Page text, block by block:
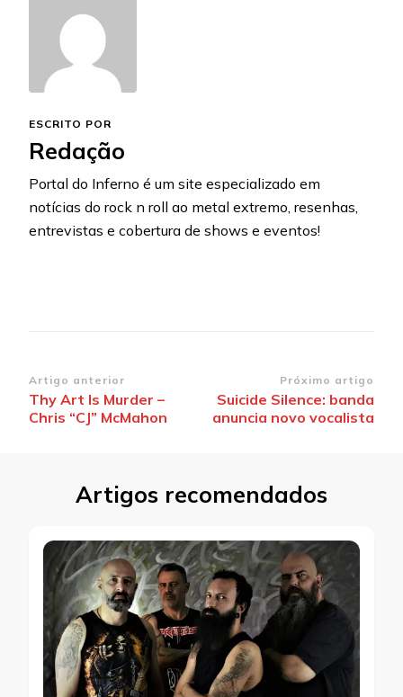
ESCRITO POR
Redação
Portal do Inferno é um site especializado em
notícias do rock n roll ao metal extremo, resenhas,
entrevistas e cobertura de shows e eventos!
Navegação
de
Artigo anterior
Thy Art Is Murder –
Chris “CJ” McMahon
Próximo artigo
Suicide Silence: banda
anuncia novo vocalista
Artigos recomendados